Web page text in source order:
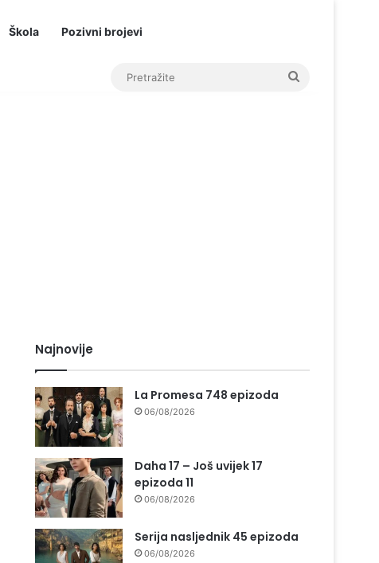
Škola Pozivni brojevi
Najnovije
La Promesa 748 epizoda
06/08/2026
Daha 17 – Još uvijek 17
epizoda 11
06/08/2026
Serija nasljednik 45 epizoda
06/08/2026